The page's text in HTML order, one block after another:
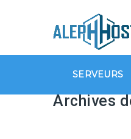
SERVEURS
Archives